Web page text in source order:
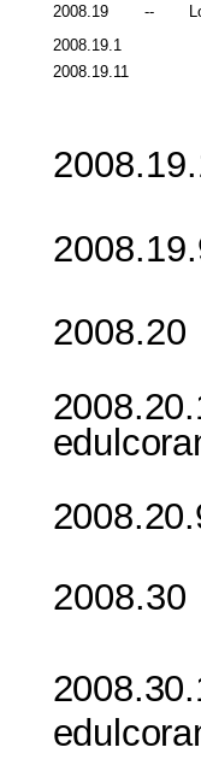
2008.19 --
2008.19.1
2008.19.11
2008.20
2008.30